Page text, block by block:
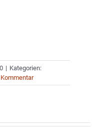
| Kategorien:
Kommentar